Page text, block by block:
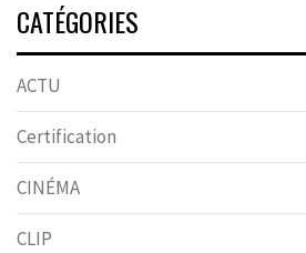
CATÉGORIES
ACTU
Certification
CINÉMA
CLIP